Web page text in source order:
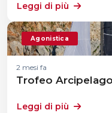
Leggi di più
Agonistica
2 mesi fa
Trofeo
Leggi di più